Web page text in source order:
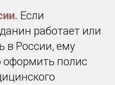
Если
работает или
в России, ему
оформить полис